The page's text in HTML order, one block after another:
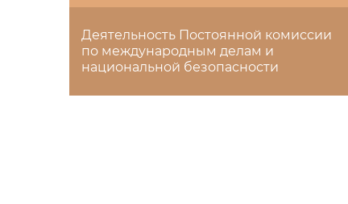
Деятельность Постоянной комиссии
по международным делам и
национальной безопасности